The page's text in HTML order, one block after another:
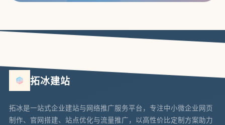
拓冰建站
拓冰是一站式企业建站与网络推广服务平台，专注中小微企业网页
制作、官网搭建、站点优化与流量推广，以高性价比定制方案助力